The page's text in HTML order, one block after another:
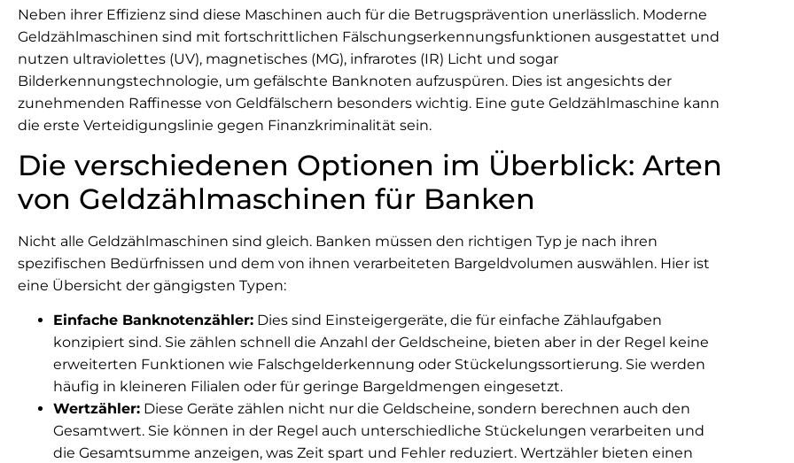
Neben ihrer Effizienz sind diese Maschinen auch für die Betrugsprävention unerlässlich. Moderne
Geldzählmaschinen sind mit fortschrittlichen Fälschungserkennungsfunktionen ausgestattet und
nutzen ultraviolettes (UV), magnetisches (MG), infrarotes (IR) Licht und sogar
Bilderkennungstechnologie, um gefälschte Banknoten aufzuspüren. Dies ist angesichts der
zunehmenden Raffinesse von Geldfälschern besonders wichtig. Eine gute Geldzählmaschine kann
die erste Verteidigungslinie gegen Finanzkriminalität sein.
Die verschiedenen Optionen im Überblick: Arten
von Geldzählmaschinen für Banken
Nicht alle Geldzählmaschinen sind gleich. Banken müssen den richtigen Typ je nach ihren
spezifischen Bedürfnissen und dem von ihnen verarbeiteten Bargeldvolumen auswählen. Hier ist
eine Übersicht der gängigsten Typen:
Einfache Banknotenzähler: Dies sind Einsteigergeräte, die für einfache Zählaufgaben
konzipiert sind. Sie zählen schnell die Anzahl der Geldscheine, bieten aber in der Regel keine
erweiterten Funktionen wie Falschgelderkennung oder Stückelungssortierung. Sie werden
häufig in kleineren Filialen oder für geringe Bargeldmengen eingesetzt.
Wertzähler: Diese Geräte zählen nicht nur die Geldscheine, sondern berechnen auch den
Gesamtwert. Sie können in der Regel auch unterschiedliche Stückelungen verarbeiten und
die Gesamtsumme anzeigen, was Zeit spart und Fehler reduziert. Wertzähler bieten einen